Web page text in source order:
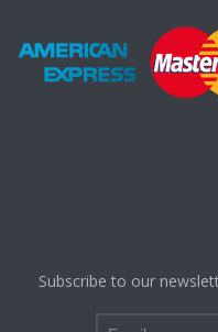
Subscribe to our